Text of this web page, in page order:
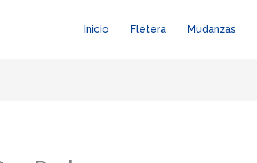
Inicio Fletera Mudanzas